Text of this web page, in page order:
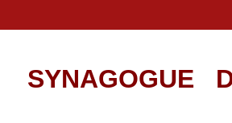
SYNAGOGUE